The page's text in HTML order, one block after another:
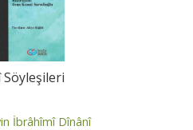
Söyleşileri
İbrâhîmî Dînânî